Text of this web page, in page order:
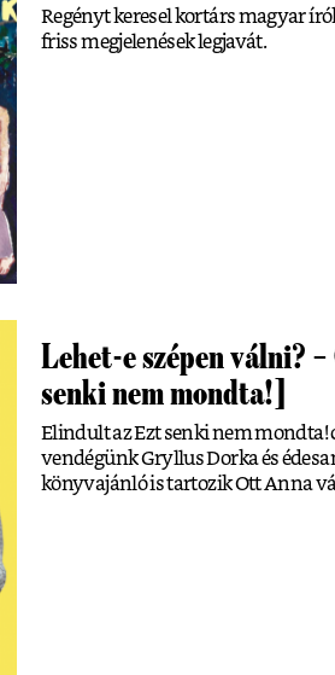
Regényt keresel kortárs magyar
friss megjelenések legjavát.
Lehet-e szépen válni?
senki nem mondta!]
Elindult az Ezt senki nem
vendégünk Gryllus Dorka és
könyvajánló is tartozik Ott Anna